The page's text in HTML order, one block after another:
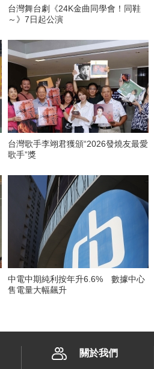
台灣舞台劇《24K金曲同學會！同鞋
～》7日起公演
台灣歌手李翊君獲頒“2026發燒友最愛
歌手”獎
中電中期純利按年升6.6% 數據中心
售電量大幅飆升
關於我們